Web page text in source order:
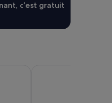
c’est gratuit